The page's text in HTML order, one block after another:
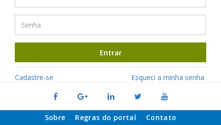
Entrar
Cadastre-se Esqueci a minha senha
Sobre Regras do portal
Contato